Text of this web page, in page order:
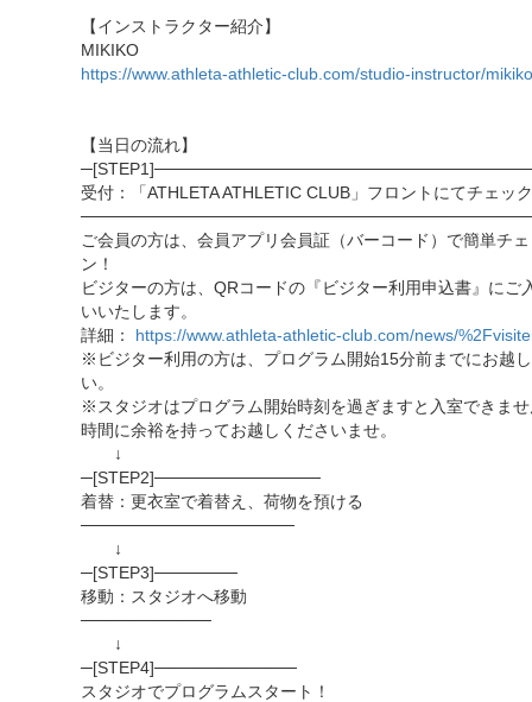
【インストラクター紹介】
MIKIKO
https://www.athleta-athletic-club.com/studio-instructor/mikiko
【当日の流れ】
受付：「ATHLETA ATHLETIC CLUB」フロントにてチェッ
ご会員の方は、会員アプリ会員証（バーコード）で簡単チ
ン！
ビジターの方は、QRコードの『ビジター利用申込書』にご
いいたします。
詳細： https://www.athleta-athletic-club.com/news/
※ビジター利用の方は、プログラム開始15分前までにお越
い。
※スタジオはプログラム開始時刻を過ぎますと入室できま
時間に余裕を持ってお越しくださいませ。
↓
─[STEP2]──────────────
着替：更衣室で着替え、荷物を預ける
──────────────────
↓
─[STEP3]───────
移動：スタジオへ移動
───────────
↓
─[STEP4]────────────
スタジオでプログラムスタート！